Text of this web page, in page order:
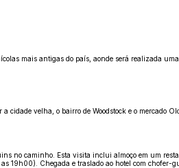
mais antigas do país, aonde será realizada
cidade velha, o bairro de Woodstock e o mercado
no caminho. Esta visita inclui almoço em um
19h00). Chegada e traslado ao hotel com chofer-